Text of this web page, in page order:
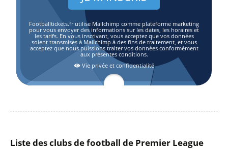
Footballtickets.fr utilise Mailchimp comme plateforme marketing
pour vous envoyer des informations sur les dates, les horaires et
les tarifs. En vous inscrivant, vous acceptez que vos données
soient transmises à Mailchimp à des fins de traitement, et vous
acceptez que nous puissions traiter vos données conformément
aux présentes conditions.
Vie privée et confidentialité
Liste des clubs de football de Premier League